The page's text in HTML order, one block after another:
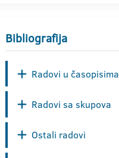
Bibliografija
Radovi u časopisima
Radovi sa skupova
Ostali radovi